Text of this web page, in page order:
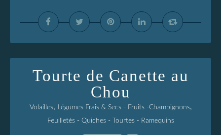
Tourte de Canette au
Chou
Volailles, Légumes Frais & Secs - Fruits -Champignons,
Feuilletés - Quiches - Tourtes - Ramequins